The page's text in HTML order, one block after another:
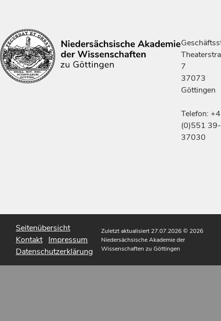
7
37073
Göttingen
Telefon:
(0)551 39-
37030
Seitenübersicht
Kontakt Impressum
Datenschutzerklärung
Zuletzt aktualisiert 27.07.2026© 2026
Niedersächsische Akademie der
Wissenschaften zu Göttingen